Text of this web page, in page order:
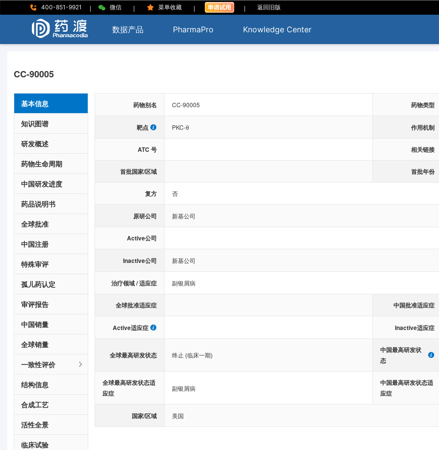
400-851-9921 | 微信 | 菜单收藏 | | 返回旧版
数据产品 PharmaPro Knowledge Center
CC-90005
基本信息
知识图谱
研发概述
药物生命周期
中国研发进度
药品说明书
全球批准
中国注册
特殊审评
孤儿药认定
审评报告
中国销量
全球销量
一致性评价
结构信息
合成工艺
活性全景
临床试验
药物别名 CC-90005 药物类型
靶点 PKC-θ 作用机制
ATC 号 相关链接
首批国家/区域 首批年份
复方 否
原研公司 新基公司
Active公司
Inactive公司 新基公司
治疗领域 / 适应症 副银屑病
全球批准适应症 中国批准适应症
Active适应症 Inactive适应症
全球最高研发状态 终止 (临床一期)
中国最高研发状
态
全球最高研发状态适
应症
副银屑病
中国最高研发状态适
应症
国家/区域 美国